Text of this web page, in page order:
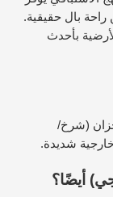
بال حقيقية.
بأحدث
(شرخ/
شديدة.
أيضًا؟